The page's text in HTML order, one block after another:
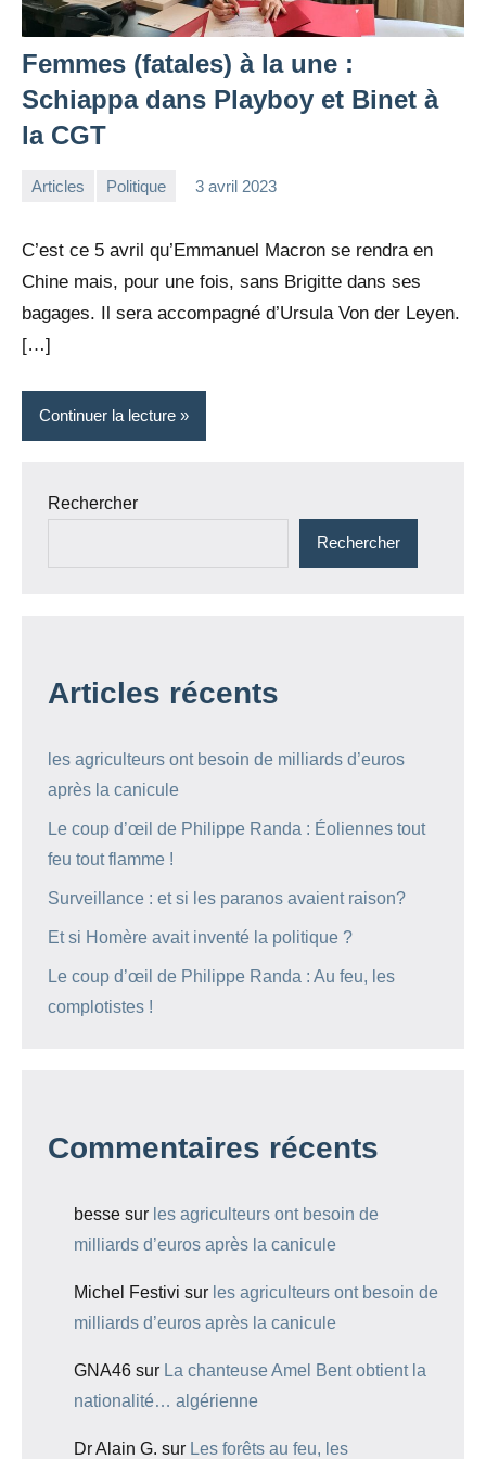
Femmes (fatales) à la une :
Schiappa dans Playboy et Binet à
la CGT
Articles Politique 3 avril 2023
C’est ce 5 avril qu’Emmanuel Macron se rendra en
Chine mais, pour une fois, sans Brigitte dans ses
bagages. Il sera accompagné d’Ursula Von der Leyen.
[…]
Continuer la lecture
Rechercher
Rechercher
Articles récents
les agriculteurs ont besoin de milliards d’euros
après la canicule
Le coup d’œil de Philippe Randa : Éoliennes tout
feu tout flamme !
Surveillance : et si les paranos avaient raison?
Et si Homère avait inventé la politique ?
Le coup d’œil de Philippe Randa : Au feu, les
complotistes !
Commentaires récents
besse sur les agriculteurs ont besoin de
milliards d’euros après la canicule
Michel Festivi sur les agriculteurs ont besoin de
milliards d’euros après la canicule
GNA46 sur La chanteuse Amel Bent obtient la
nationalité… algérienne
Dr Alain G. sur Les forêts au feu, les